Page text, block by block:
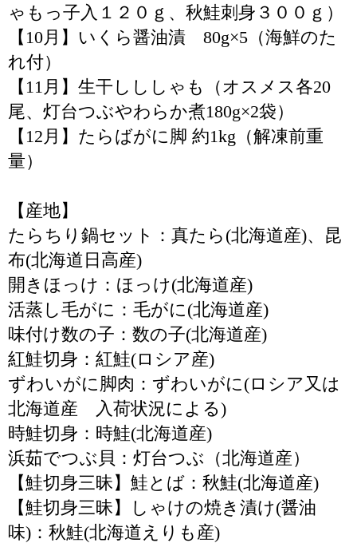
ゃもっ子入１２０ｇ、秋鮭刺身３００ｇ）
【10月】いくら醤油漬 80g×5（海鮮のた
れ付）
【11月】生干しししゃも（オスメス各20
尾、灯台つぶやわらか煮180g×2袋）
【12月】たらばがに脚 約1kg（解凍前重
量）
【産地】
たらちり鍋セット：真たら(北海道産)、昆
布(北海道日高産)
開きほっけ：ほっけ(北海道産)
活蒸し毛がに：毛がに(北海道産)
味付け数の子：数の子(北海道産)
紅鮭切身：紅鮭(ロシア産)
ずわいがに脚肉：ずわいがに(ロシア又は
北海道産 入荷状況による)
時鮭切身：時鮭(北海道産)
浜茹でつぶ貝：灯台つぶ（北海道産）
【鮭切身三昧】鮭とば：秋鮭(北海道産)
【鮭切身三昧】しゃけの焼き漬け(醤油
味)：秋鮭(北海道えりも産)